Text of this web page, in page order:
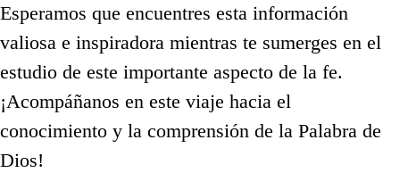
Esperamos que encuentres esta información
valiosa e inspiradora mientras te sumerges en el
estudio de este importante aspecto de la fe.
¡Acompáñanos en este viaje hacia el
conocimiento y la comprensión de la Palabra de
Dios!